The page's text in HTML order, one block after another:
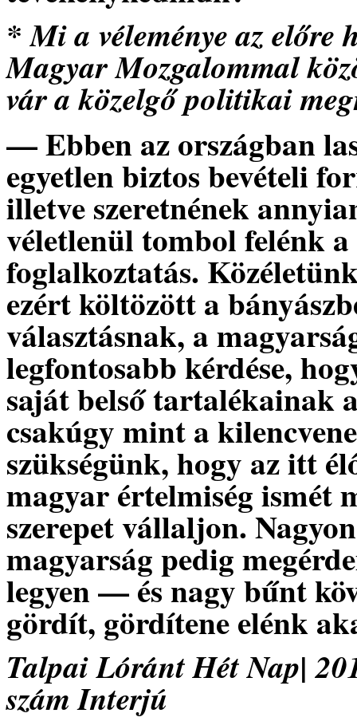
* Mi a véleménye az előre
Magyar Mozgalommal
vár a közelgő politikai
— Ebben az országban
egyetlen biztos bevételi
illetve szeretnének
véletlenül tombol felénk
foglalkoztatás.
ezért költözött a
választásnak, a
legfontosabb kérdése,
saját belső tartalékainak
csakúgy mint a
szükségünk, hogy az itt
magyar értelmiség ismét
szerepet vállaljon.
magyarság pedig
legyen — és nagy bűnt
gördít, gördítene elénk
Talpai Lóránt Hét Nap|
szám Interjú